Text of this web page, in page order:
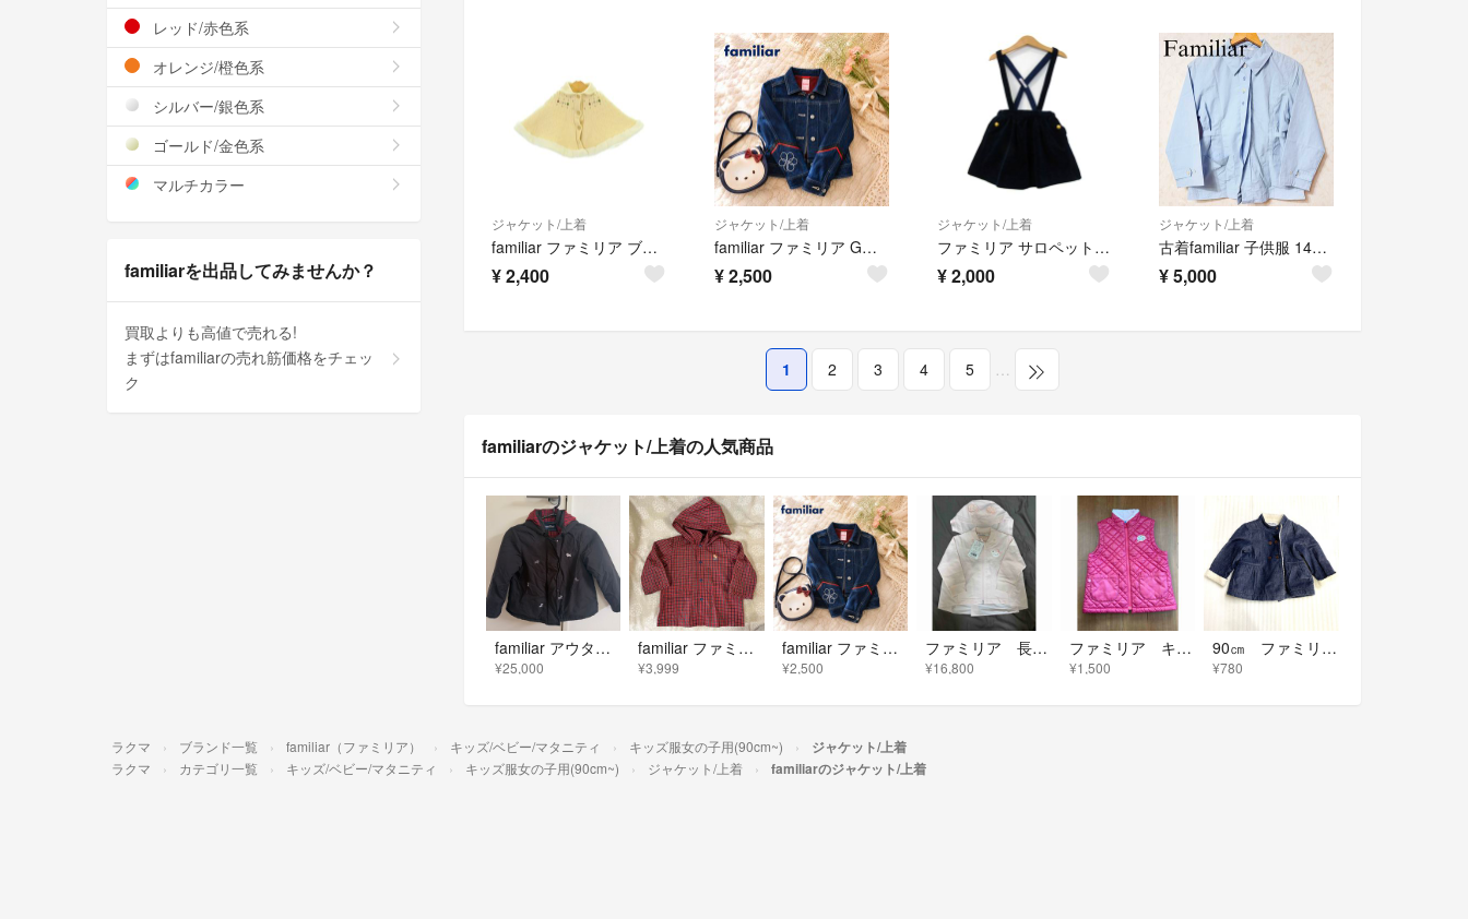
ジャケット/上着
familiar ファミリア ブルゾン（その他） ～60cm 白 【古着】【中古】【送料無料】
¥2,400
ジャケット/上着
familiar ファミリア Gジャン デニムジャケット 130cm 女の子
¥2,500
ジャケット/上着
ファミリア サロペット スカート サスペンダー付き ボトムス キッズ 女の子用 110サイズ ネイビー Familiar
¥2,000
ジャケット/上着
古着familiar 子供服 140ジャケット 春夏秋冬服
¥5,000
1 2 3 4 5 …
familiarのジャケット/上着の人気商品
familiar アウター 120センチ ダウンジャケット テリア
¥25,000
familiar ファミリア チェック 薄手ジャンパー レインコート 90
¥3,999
familiar ファミリア Gジャン デニムジャケット 130cm 女の子
¥2,500
ファミリア 長袖パーカー
¥16,800
ファミリア キルティングベスト 110
¥1,500
90㎝ ファミリア ボア ジャケットコート 260130100
¥780
レッド/赤色系
オレンジ/橙色系
シルバー/銀色系
ゴールド/金色系
マルチカラー
familiarを出品してみませんか？
買取よりも高値で売れる!
まずはfamiliarの売れ筋価格をチェッ
ク
ラクマ ブランド一覧 familiar（ファミリア） キッズ/ベビー/マタニティ キッズ服女の子用(90cm~) ジャケット/上着
ラクマ カテゴリ一覧 キッズ/ベビー/マタニティ キッズ服女の子用(90cm~) ジャケット/上着 familiarのジャケット/上着